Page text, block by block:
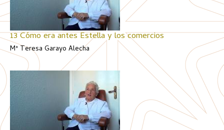
13 Cómo era antes Estella y los comercios
Mª Teresa Garayo Alecha